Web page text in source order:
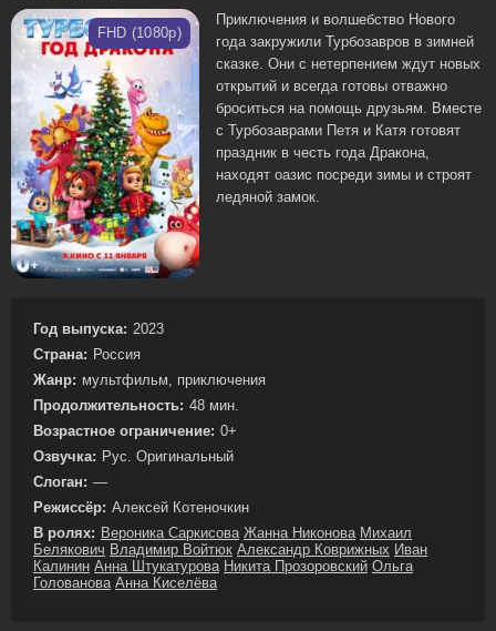
FHD (1080p)
Приключения и волшебство Нового
года закружили Турбозавров в зимней
сказке. Они с нетерпением ждут новых
открытий и всегда готовы отважно
броситься на помощь друзьям. Вместе
с Турбозаврами Петя и Катя готовят
праздник в честь года Дракона,
находят оазис посреди зимы и строят
ледяной замок.
Год выпуска: 2023
Страна: Россия
Жанр: мультфильм, приключения
Продолжительность: 48 мин.
Возрастное ограничение: 0+
Озвучка: Рус. Оригинальный
Слоган: —
Режиссёр: Алексей Котеночкин
В ролях: Вероника Саркисова Жанна Никонова Михаил
Белякович Владимир Войтюк Александр Коврижных Иван
Калинин Анна Штукатурова Никита Прозоровский Ольга
Голованова Анна Киселёва